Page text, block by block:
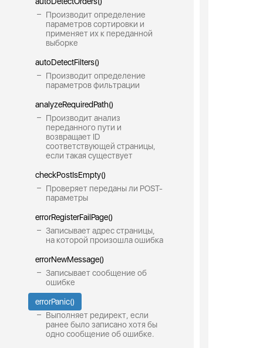
Производит определение
параметров сортировки и
применяет их к переданной
выборке
autoDetectFilters()
Производит определение
параметров фильтрации
analyzeRequiredPath()
Производит анализ
переданного пути и
возвращает ID
соответствующей страницы,
если такая существует
checkPostIsEmpty()
Проверяет переданы ли POST-
параметры
errorRegisterFailPage()
Записывает адрес страницы,
на которой произошла ошибка
errorNewMessage()
Записывает сообщение об
ошибке
errorPanic()
Выполняет редирект, если
ранее было записано хотя бы
одно сообщение об ошибке.